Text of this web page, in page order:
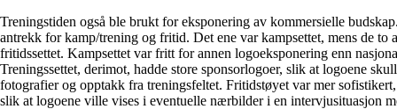
Treningstiden også ble brukt for eksponering av kommersielle
antrekk for kamp/trening og fritid. Det ene var kampsettet, mens de to
fritidssettet. Kampsettet var fritt for annen logoeksponering enn
Treningssettet, derimot, hadde store sponsorlogoer, slik at logoene
fotografier og opptakk fra treningsfeltet. Fritidstøyet var mer
slik at logoene ville vises i eventuelle nærbilder i en intervjusituasjon